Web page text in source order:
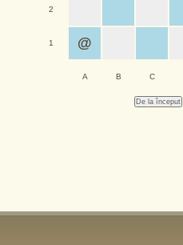
2
1 @
A B C